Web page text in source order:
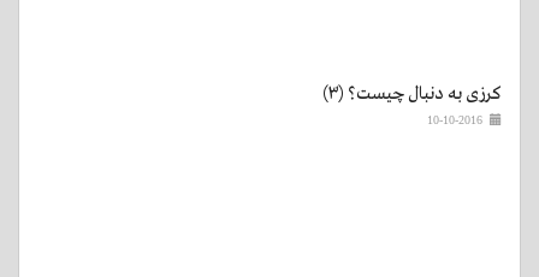
کرزی به دنبال چیست؟ (۳)
10-10-2016